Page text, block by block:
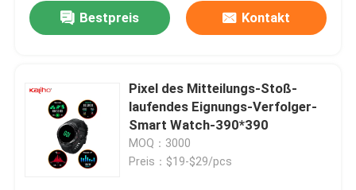
Bestpreis Kontakt
Pixel des Mitteilungs-Stoß-
laufendes Eignungs-Verfolger-
Smart Watch-390*390
MOQ：3000
Preis：$19-$29/pcs